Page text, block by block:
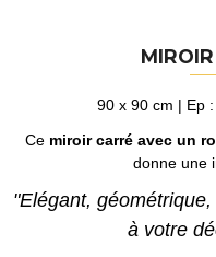
90 x 90 cm | Ep
Ce miroir carré avec un
donne une
"Elégant,
à votre